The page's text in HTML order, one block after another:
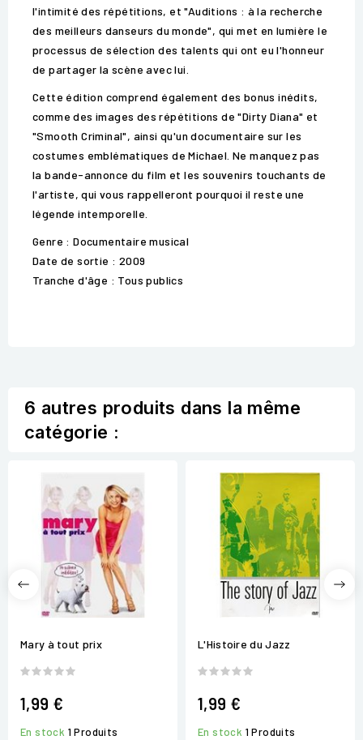
l'intimité des répétitions, et "Auditions : à la recherche
des meilleurs danseurs du monde", qui met en lumière le
processus de sélection des talents qui ont eu l'honneur
de partager la scène avec lui.
Cette édition comprend également des bonus inédits,
comme des images des répétitions de "Dirty Diana" et
"Smooth Criminal", ainsi qu'un documentaire sur les
costumes emblématiques de Michael. Ne manquez pas
la bande-annonce du film et les souvenirs touchants de
l'artiste, qui vous rappelleront pourquoi il reste une
légende intemporelle.
Genre : Documentaire musical
Date de sortie : 2009
Tranche d'âge : Tous publics
6 autres produits dans la même
catégorie :
Mary à tout prix
1,99 €
En stock 1 Produits
L'Histoire du Jazz
1,99 €
En stock 1 Produits